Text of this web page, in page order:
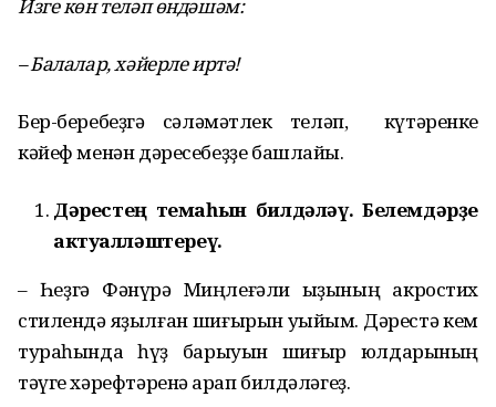
Изге көн теләп өндәшәм:
– Балалар, хәйерле иртә!
Бер-беребеҙгә сәләмәтлек теләп, күтәренке
кәйеф менән дәресебеҙҙе башлайыҡ.
Дәрестеңтемаһын билдәләү. Белемдәрҙе
актуалләштереү.
– Һеҙгә Фәнүрә Миңлеғәли ҡыҙының акростих
стилендә яҙылған шиғырын уҡыйым. Дәрестә кем
тураһында һүҙ барыуын шиғыр юлдарының
тәүге хәрефтәренә ҡарап билдәләгеҙ.